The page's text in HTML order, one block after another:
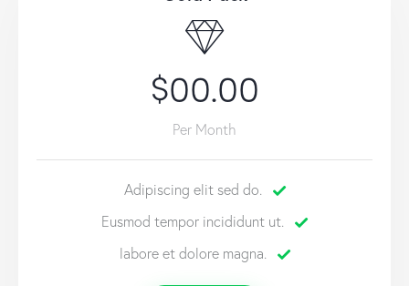
$00.00
Per Month
Adipiscing elit sed do.
Eusmod tempor incididunt ut.
labore et dolore magna.